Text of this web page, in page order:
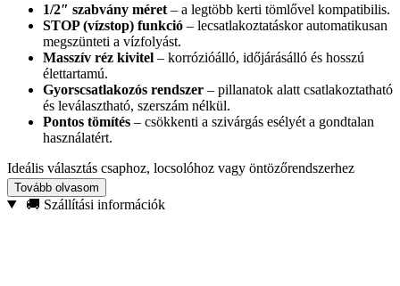
1/2″ szabvány méret – a legtöbb kerti tömlővel kompatibilis.
STOP (vízstop) funkció – lecsatlakoztatáskor automatikusan
megszünteti a vízfolyást.
Masszív réz kivitel – korrózióálló, időjárásálló és hosszú
élettartamú.
Gyorscsatlakozós rendszer – pillanatok alatt csatlakoztatható
és leválasztható, szerszám nélkül.
Pontos tömítés – csökkenti a szivárgás esélyét a gondtalan
használatért.
Ideális választás csaphoz, locsolóhoz vagy öntözőrendszerhez
történő csatlakoztatáshoz, amikor fontos a
csepegésmenteskapcsolat és a kényelmes vízszabályozás. Ha
Tovább olvasom
🚚 Szállítási információk